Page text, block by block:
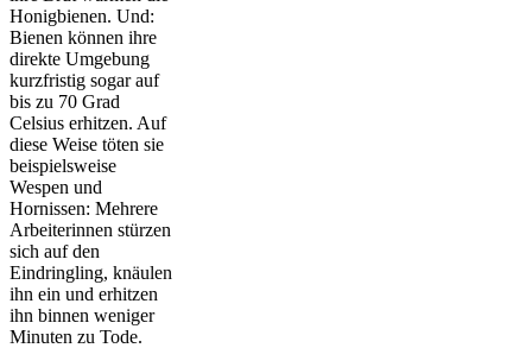
Honigbienen. Und:
Bienen können ihre
direkte Umgebung
kurzfristig sogar auf
bis zu 70 Grad
Celsius erhitzen. Auf
diese Weise töten sie
beispielsweise
Wespen und
Hornissen: Mehrere
Arbeiterinnen stürzen
sich auf den
Eindringling, knäulen
ihn ein und erhitzen
ihn binnen weniger
Minuten zu Tode.